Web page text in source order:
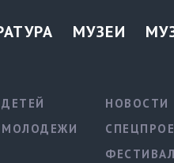
МУЗЕИ
НОВОСТИ